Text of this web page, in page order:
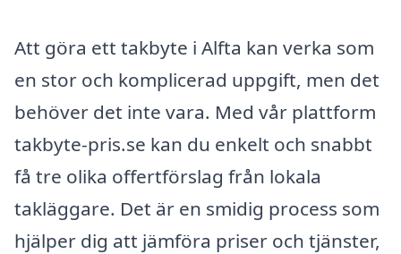
Att göra ett takbyte i Alfta kan verka som
en stor och komplicerad uppgift, men det
behöver det inte vara. Med vår plattform
takbyte-pris.se kan du enkelt och snabbt
få tre olika offertförslag från lokala
takläggare. Det är en smidig process som
hjälper dig att jämföra priser och tjänster,